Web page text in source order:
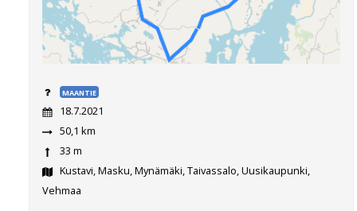
MAANTIE
18.7.2021
50,1 km
33 m
Kustavi, Masku, Mynämäki, Taivassalo, Uusikaupunki,
Vehmaa